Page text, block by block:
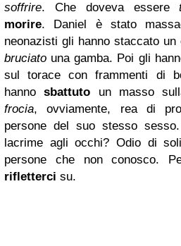
soffrire. Che doveva essere
morire. Daniel è stato
neonazisti gli hanno staccato un
bruciato una gamba. Poi gli
sul torace con frammenti di
hannosbattuto un masso
frocia, ovviamente, rea di
persone del suo stesso
lacrime agli occhi? Odio di
persone che non conosco.
rifletterci su.